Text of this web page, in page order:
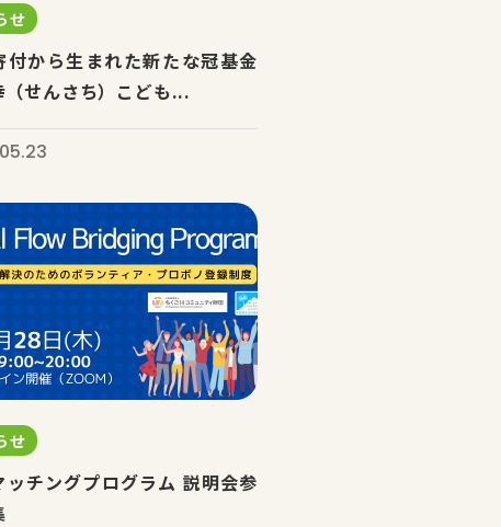
せ
付から生まれた新たな冠基金
（せんさち）こども...
せ
ッチングプログラム 説明会参